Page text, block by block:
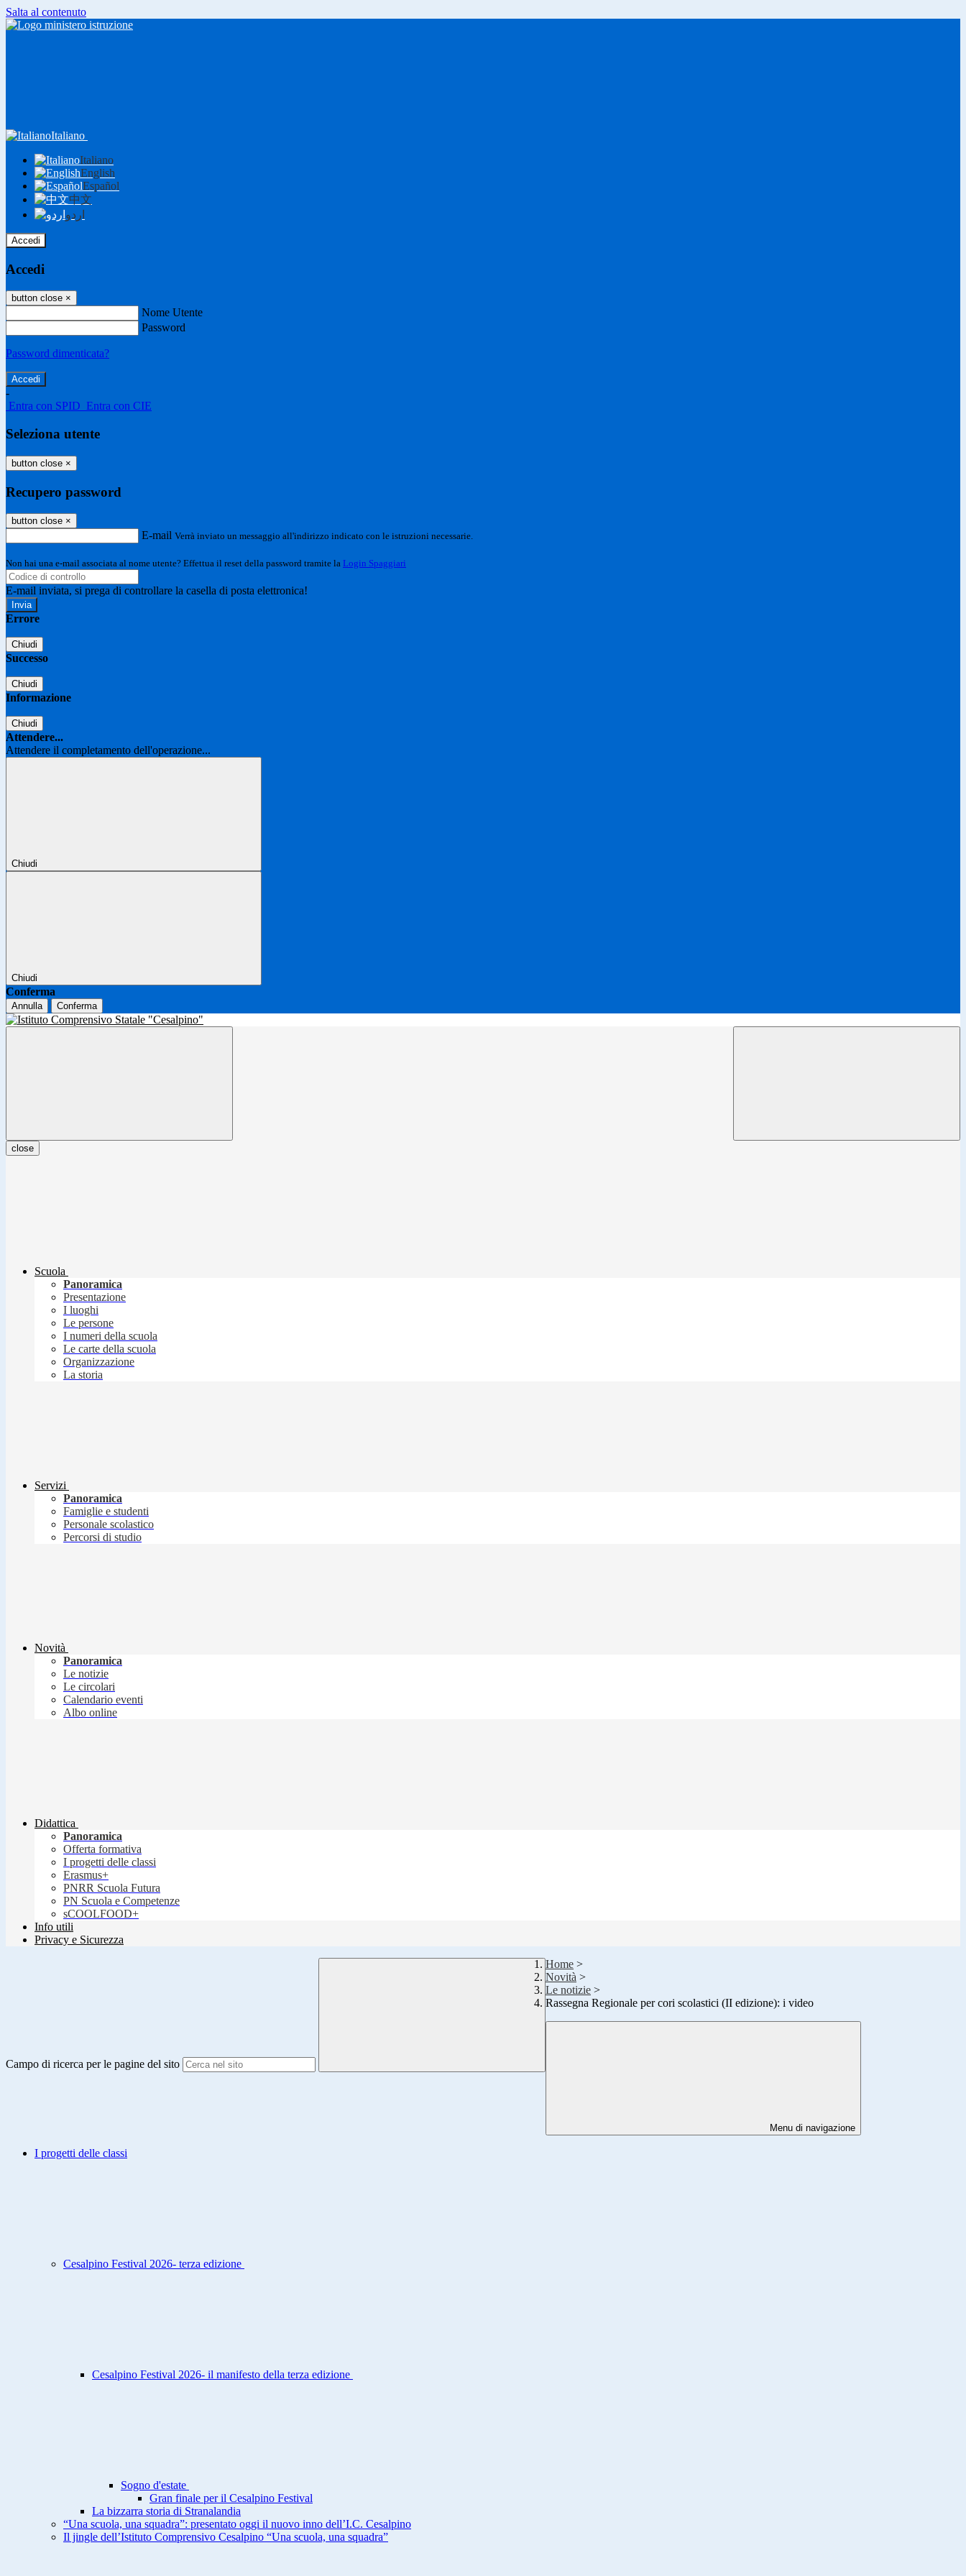
Salta al contenuto
Italiano
Italiano
English
Español
中文
اردو
Accedi
Accedi
button close ×
Nome Utente
Password
Password dimenticata?
-
Entra con SPID Entra con CIE
Seleziona utente
button close ×
Recupero password
button close ×
E-mail Verrà inviato un messaggio all'indirizzo indicato con le istruzioni necessarie.
Non hai una e-mail associata al nome utente? Effettua il reset della password tramite la Login Spaggiari
E-mail inviata, si prega di controllare la casella di posta elettronica!
Errore
Chiudi
Successo
Chiudi
Informazione
Chiudi
Attendere...
Attendere il completamento dell'operazione...
Chiudi
Chiudi
Conferma
Annulla Conferma
close
Scuola
Panoramica
Presentazione
I luoghi
Le persone
I numeri della scuola
Le carte della scuola
Organizzazione
La storia
Servizi
Panoramica
Famiglie e studenti
Personale scolastico
Percorsi di studio
Novità
Panoramica
Le notizie
Le circolari
Calendario eventi
Albo online
Didattica
Panoramica
Offerta formativa
I progetti delle classi
Erasmus+
PNRR Scuola Futura
PN Scuola e Competenze
sCOOLFOOD+
Info utili
Privacy e Sicurezza
Campo di ricerca per le pagine del sito
Home >
Novità >
Le notizie >
Rassegna Regionale per cori scolastici (II edizione): i video
Menu di navigazione
I progetti delle classi
Cesalpino Festival 2026- terza edizione
Cesalpino Festival 2026- il manifesto della terza edizione
Sogno d'estate
Gran finale per il Cesalpino Festival
La bizzarra storia di Stranalandia
“Una scuola, una squadra”: presentato oggi il nuovo inno dell’I.C. Cesalpino
Il jingle dell’Istituto Comprensivo Cesalpino “Una scuola, una squadra”